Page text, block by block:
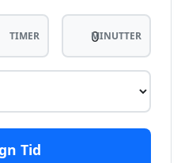
14
timer
05.08.2026
15
timer
fra-na
05.08.2026
TIMER MINUTTER
Tid